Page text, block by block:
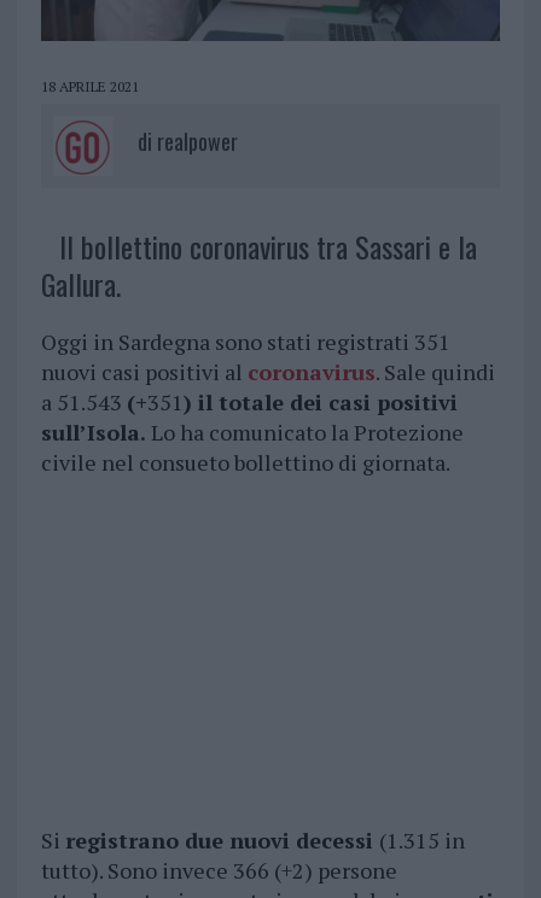
18 APRILE 2021
di realpower
Il bollettino coronavirus tra Sassari e la
Gallura.
Oggi in Sardegna sono stati registrati 351
nuovi casi positivi al coronavirus. Sale quindi
a 51.543 (+351) il totale dei casi positivi
sull’Isola. Lo ha comunicato la Protezione
civile nel consueto bollettino di giornata.
Si registrano due nuovi decessi (1.315 in
tutto). Sono invece 366 (+2) persone